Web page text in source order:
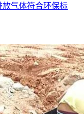
气体符合环保标